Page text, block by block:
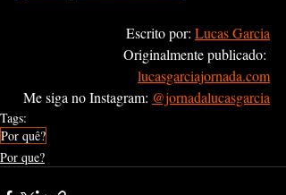
Escrito por: Lucas Garcia
Originalmente publicado:
lucasgarciajornada.com
Me siga no Instagram: @jornadalucasgarcia
Tags:
Por quê?
Por que?